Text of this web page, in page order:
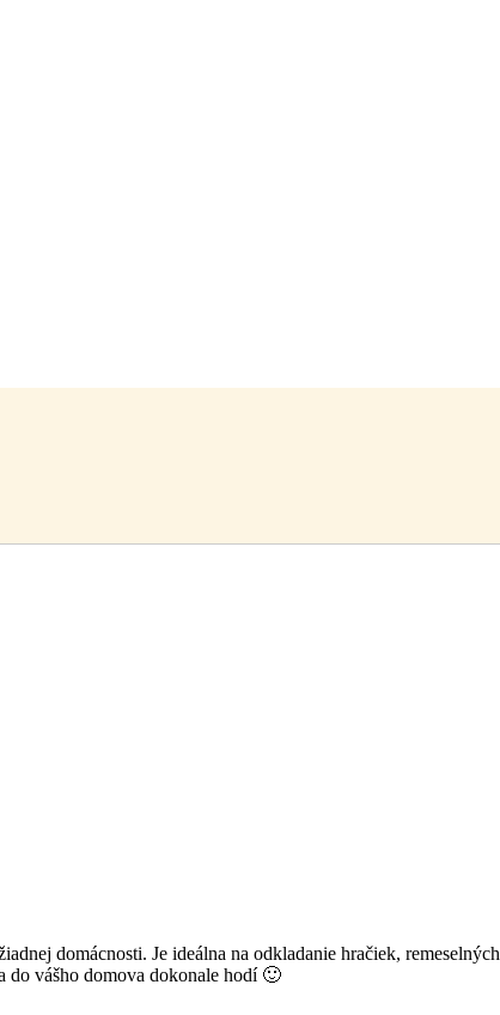
domácnosti. Je ideálna na odkladanie hračiek,
vášho domova dokonale hodí 🙂